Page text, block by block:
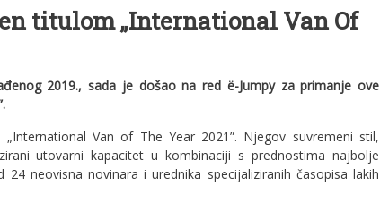
titulom „International Van Of
2019., sada je došao na red ë-Jumpy za primanje ove
Van of The Year 2021”. Njegov suvremeni stil,
utovarni kapacitet u kombinaciji s prednostima najbolje
neovisna novinara i urednika specijaliziranih časopisa lakih